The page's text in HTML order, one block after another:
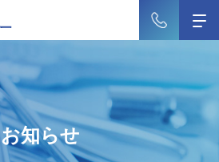
お知らせ